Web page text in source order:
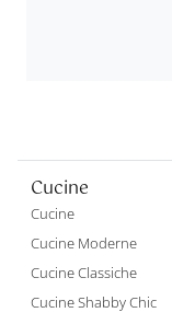
Cucine
Cucine
Cucine Moderne
Cucine Classiche
Cucine Shabby Chic